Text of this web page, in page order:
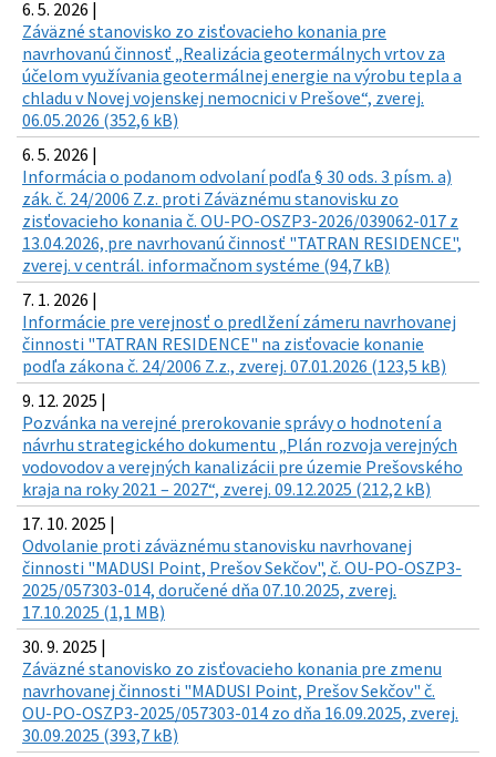
6. 5. 2026 |
Záväzné stanovisko zo zisťovacieho konania pre
navrhovanú činnosť „Realizácia geotermálnych vrtov za
účelom využívania geotermálnej energie na výrobu tepla a
chladu v Novej vojenskej nemocnici v Prešove“, zverej.
06.05.2026 (352,6 kB)
6. 5. 2026 |
Informácia o podanom odvolaní podľa § 30 ods. 3 písm. a)
zák. č. 24/2006 Z.z. proti Záväznému stanovisku zo
zisťovacieho konania č. OU-PO-OSZP3-2026/039062-017 z
13.04.2026, pre navrhovanú činnosť "TATRAN RESIDENCE",
zverej. v centrál. informačnom systéme (94,7 kB)
7. 1. 2026 |
Informácie pre verejnosť o predlžení zámeru navrhovanej
činnosti "TATRAN RESIDENCE" na zisťovacie konanie
podľa zákona č. 24/2006 Z.z., zverej. 07.01.2026 (123,5 kB)
9. 12. 2025 |
Pozvánka na verejné prerokovanie správy o hodnotení a
návrhu strategického dokumentu „Plán rozvoja verejných
vodovodov a verejných kanalizácii pre územie Prešovského
kraja na roky 2021 – 2027“, zverej. 09.12.2025 (212,2 kB)
17. 10. 2025 |
Odvolanie proti záväznému stanovisku navrhovanej
činnosti "MADUSI Point, Prešov Sekčov", č. OU-PO-OSZP3-
2025/057303-014, doručené dňa 07.10.2025, zverej.
17.10.2025 (1,1 MB)
30. 9. 2025 |
Záväzné stanovisko zo zisťovacieho konania pre zmenu
navrhovanej činnosti "MADUSI Point, Prešov Sekčov" č.
OU-PO-OSZP3-2025/057303-014 zo dňa 16.09.2025, zverej.
30.09.2025 (393,7 kB)